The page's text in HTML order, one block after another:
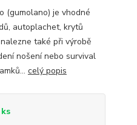
(gumolano) je vhodné
autoplachet, krytů
také při výrobě
nošení nebo survival
celý popis